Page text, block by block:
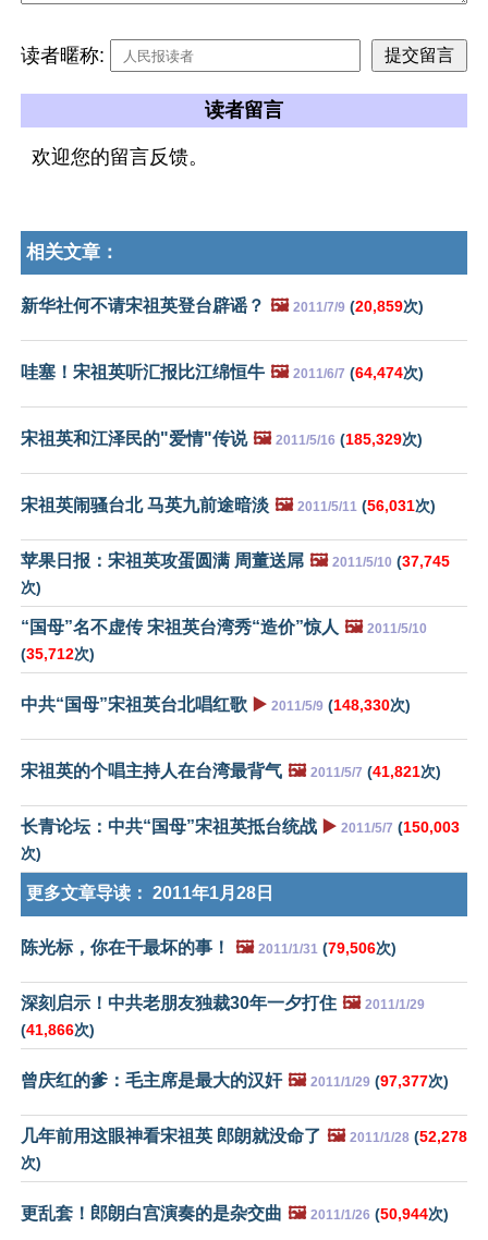
读者暱称:
读者留言
欢迎您的留言反馈。
相关文章：
新华社何不请宋祖英登台辟谣？ 🖼️ 2011/7/9 (20,859次)
哇塞！宋祖英听汇报比江绵恒牛 🖼️ 2011/6/7 (64,474次)
宋祖英和江泽民的"爱情"传说 🖼️ 2011/5/16 (185,329次)
宋祖英闹骚台北 马英九前途暗淡 🖼️ 2011/5/11 (56,031次)
苹果日报：宋祖英攻蛋圆满 周董送屌 🖼️ 2011/5/10 (37,745
次)
“国母”名不虚传 宋祖英台湾秀“造价”惊人 🖼️ 2011/5/10
(35,712次)
中共“国母”宋祖英台北唱红歌 ▶️ 2011/5/9 (148,330次)
宋祖英的个唱主持人在台湾最背气 🖼️ 2011/5/7 (41,821次)
长青论坛：中共“国母”宋祖英抵台统战 ▶️ 2011/5/7 (150,003
次)
更多文章导读： 2011年1月28日
陈光标，你在干最坏的事！ 🖼️ 2011/1/31 (79,506次)
深刻启示！中共老朋友独裁30年一夕打住 🖼️ 2011/1/29
(41,866次)
曾庆红的爹：毛主席是最大的汉奸 🖼️ 2011/1/29 (97,377次)
几年前用这眼神看宋祖英 郎朗就没命了 🖼️ 2011/1/28 (52,278
次)
更乱套！郎朗白宫演奏的是杂交曲 🖼️ 2011/1/26 (50,944次)